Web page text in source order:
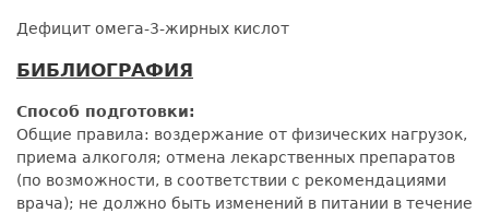
Дефицит омега-3-жирных кислот
БИБЛИОГРАФИЯ
Способ подготовки:
Общие правила: воздержание от физических нагрузок,
приема алкоголя; отмена лекарственных препаратов
(по возможности, в соответствии с рекомендациями
врача); не должно быть изменений в питании в течение